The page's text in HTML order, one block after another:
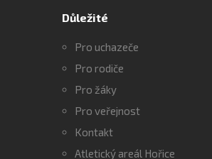
Důležité
Pro uchazeče
Pro rodiče
Pro žáky
Pro veřejnost
Kontakt
Atletický areál Hořice